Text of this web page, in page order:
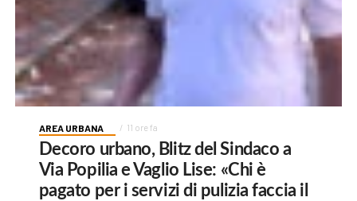
AREA URBANA 11 ore fa
Decoro urbano, Blitz del Sindaco a
Via Popilia e Vaglio Lise: «Chi è
pagato per i servizi di pulizia faccia il